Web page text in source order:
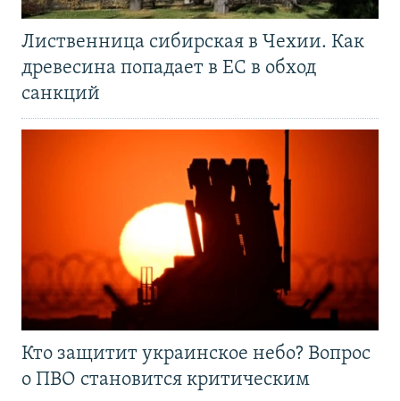
Лиственница сибирская в Чехии. Как
древесина попадает в ЕС в обход
санкций
Кто защитит украинское небо? Вопрос
о ПВО становится критическим